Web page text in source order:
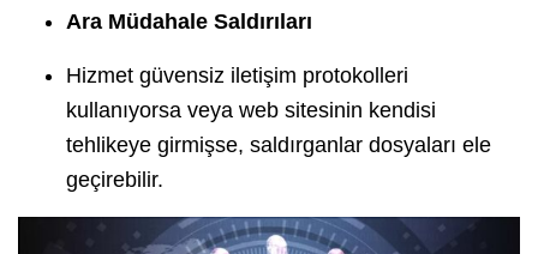
Ara Müdahale Saldırıları
Hizmet güvensiz iletişim protokolleri
kullanıyorsa veya web sitesinin kendisi
tehlikeye girmişse, saldırganlar dosyaları ele
geçirebilir.